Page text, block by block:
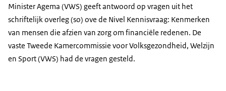
Minister Agema (VWS) geeft antwoord op vragen uit het
schriftelijk overleg (so) ove de Nivel Kennisvraag: Kenmerken
van mensen die afzien van zorg om financiële redenen. De
vaste Tweede Kamercommissie voor Volksgezondheid, Welzijn
en Sport (VWS) had de vragen gesteld.